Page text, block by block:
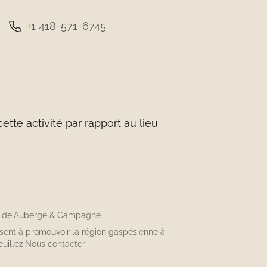
+1 418-571-6745
activité par rapport au lieu
de Auberge & Campagne
à promouvoir la région gaspésienne à
Nous contacter